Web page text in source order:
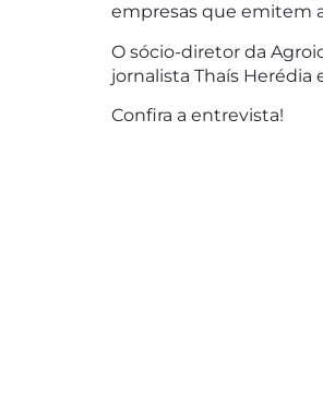
empresas que emitem
O sócio-diretor da
jornalista Thaís Herédia
Confira a entrevista!